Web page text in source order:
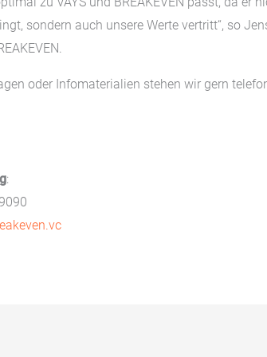
sondern auch unsere Werte vertritt“, so
oder Infomaterialien stehen wir gern
: